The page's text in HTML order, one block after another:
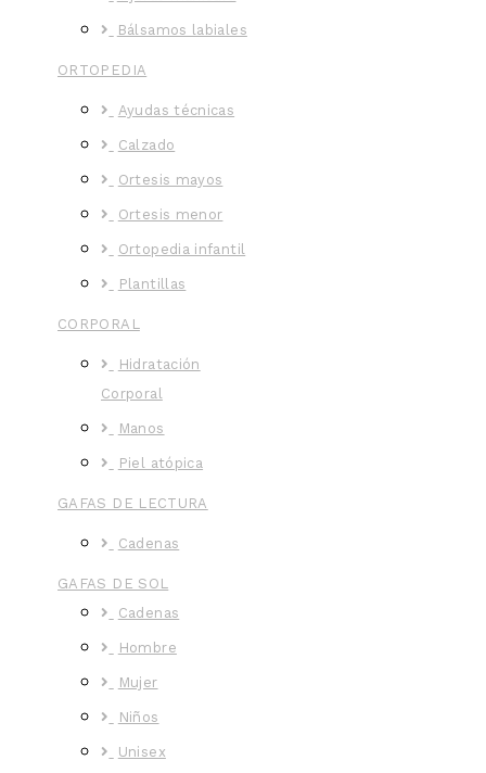
Bálsamos labiales
ORTOPEDIA
Ayudas técnicas
Calzado
Ortesis mayos
Ortesis menor
Ortopedia infantil
Plantillas
CORPORAL
Hidratación
Corporal
Manos
Piel atópica
GAFAS DE LECTURA
Cadenas
GAFAS DE SOL
Cadenas
Hombre
Mujer
Niños
Unisex